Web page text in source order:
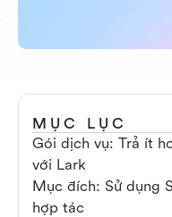
MỤC LỤC
Gói dịch vụ: Trả ít
với Lark
Mục đích: Sử dụng
hợp tác